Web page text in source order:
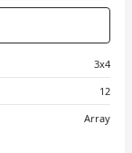
3х4
12
Array